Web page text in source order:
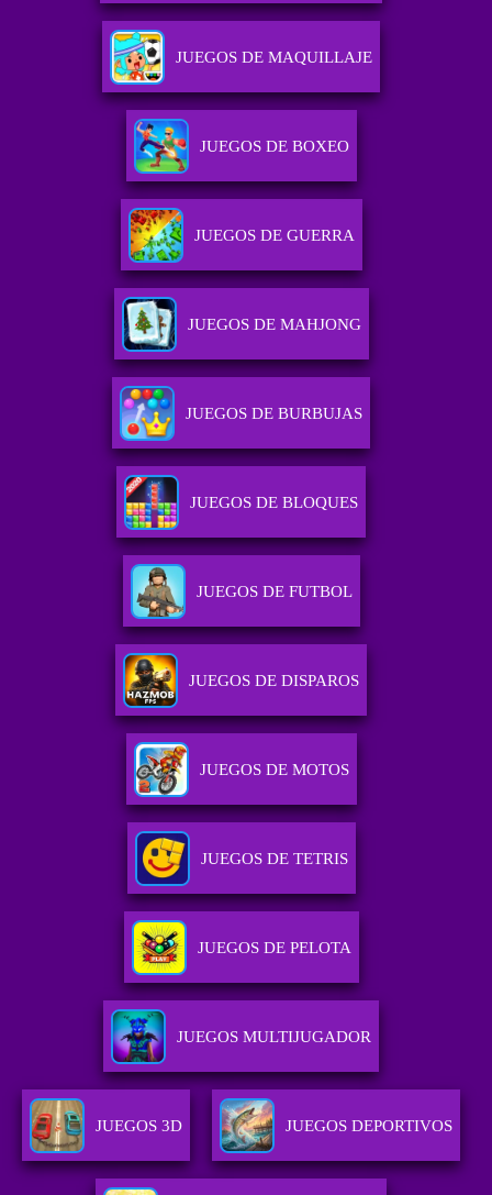
JUEGOS DE MAQUILLAJE
JUEGOS DE BOXEO
JUEGOS DE GUERRA
JUEGOS DE MAHJONG
JUEGOS DE BURBUJAS
JUEGOS DE BLOQUES
JUEGOS DE FUTBOL
JUEGOS DE DISPAROS
JUEGOS DE MOTOS
JUEGOS DE TETRIS
JUEGOS DE PELOTA
JUEGOS MULTIJUGADOR
JUEGOS 3D JUEGOS DEPORTIVOS